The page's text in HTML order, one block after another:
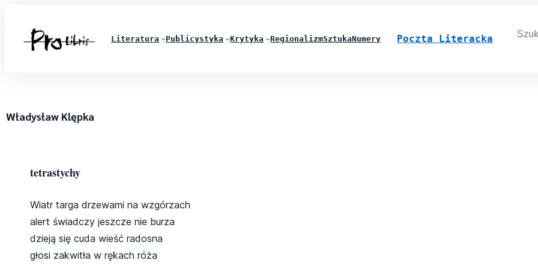
Literatura Publicystyka Krytyka RegionalizmSztukaNumery Poczta Literacka
for:
Władysław Klępka
tetrastychy
Wiatr targa drzewami na wzgórzach
alert świadczy jeszcze nie burza
dzieją się cuda wieść radosna
głosi zakwitła w rękach róża